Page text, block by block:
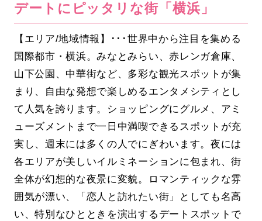
デートにピッタリな街「横浜」
【エリア/地域情報】･･･世界中から注目を集める
国際都市・横浜。みなとみらい、赤レンガ倉庫、
山下公園、中華街など、多彩な観光スポットが集
まり、自由な発想で楽しめるエンタメシティとし
て人気を誇ります。ショッピングにグルメ、アミ
ューズメントまで一日中満喫できるスポットが充
実し、週末には多くの人でにぎわいます。夜には
各エリアが美しいイルミネーションに包まれ、街
全体が幻想的な夜景に変貌。ロマンティックな雰
囲気が漂い、「恋人と訪れたい街」としても名高
い、特別なひとときを演出するデートスポットで